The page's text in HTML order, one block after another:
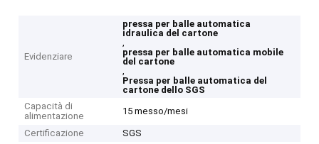
Evidenziare
pressa per balle automatica
idraulica del cartone
,
pressa per balle automatica mobile
del cartone
,
Pressa per balle automatica del
cartone dello SGS
Capacità di
alimentazione
15 messo/mesi
Certificazione
SGS